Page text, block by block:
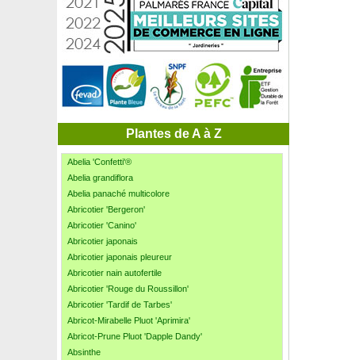
Plantes de A à Z
Abelia 'Confetti'®
Abelia grandiflora
Abelia panaché multicolore
Abricotier 'Bergeron'
Abricotier 'Canino'
Abricotier japonais
Abricotier japonais pleureur
Abricotier nain autofertile
Abricotier 'Rouge du Roussillon'
Abricotier 'Tardif de Tarbes'
Abricot-Mirabelle Pluot 'Aprimira'
Abricot-Prune Pluot 'Dapple Dandy'
Absinthe